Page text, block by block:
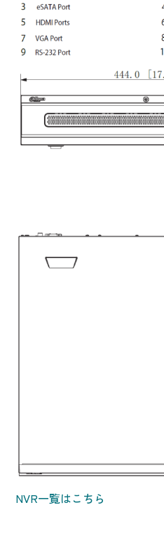
NVR一覧はこちら